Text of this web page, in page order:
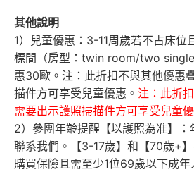
其他說明
1）兒童優惠：3-11周歲若不占床位
標間（房型：twin room/two
惠30歐。注：此折扣不與其他優惠
描件方可享受兒童優惠。 注：此折
需要出示護照掃描件方可享受兒童優
2）參團年齡提醒【以護照為准】
聯系我們。【3-17歲】和【70歲+
購買保險且需至少1位69歲以下成